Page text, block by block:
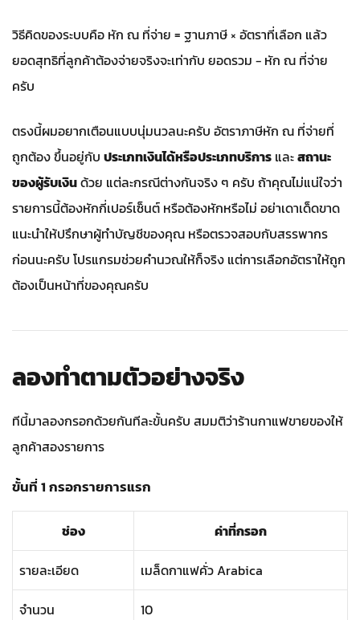
วิธีคิดของระบบคือ หัก ณ ที่จ่าย = ฐานภาษี × อัตราที่เลือก แล้ว
ยอดสุทธิที่ลูกค้าต้องจ่ายจริงจะเท่ากับ ยอดรวม − หัก ณ ที่จ่าย
ครับ
ตรงนี้ผมอยากเตือนแบบนุ่มนวลนะครับ อัตราภาษีหัก ณ ที่จ่ายที่
ถูกต้อง ขึ้นอยู่กับ ประเภทเงินได้หรือประเภทบริการ และสถานะ
ของผู้รับเงินด้วย แต่ละกรณีต่างกันจริง ๆ ครับ ถ้าคุณไม่แน่ใจว่า
รายการนี้ต้องหักกี่เปอร์เซ็นต์ หรือต้องหักหรือไม่ อย่าเดาเด็ดขาด
แนะนำให้ปรึกษาผู้ทำบัญชีของคุณ หรือตรวจสอบกับสรรพากร
ก่อนนะครับ โปรแกรมช่วยคำนวณให้ก็จริง แต่การเลือกอัตราให้ถูก
ต้องเป็นหน้าที่ของคุณครับ
ลองทำตามตัวอย่างจริง
ทีนี้มาลองกรอกด้วยกันทีละขั้นครับ สมมติว่าร้านกาแฟขายของให้
ลูกค้าสองรายการ
ขั้นที่ 1 กรอกรายการแรก
ช่อง ค่าที่กรอก
รายละเอียด เมล็ดกาแฟคั่ว Arabica
จำนวน 10